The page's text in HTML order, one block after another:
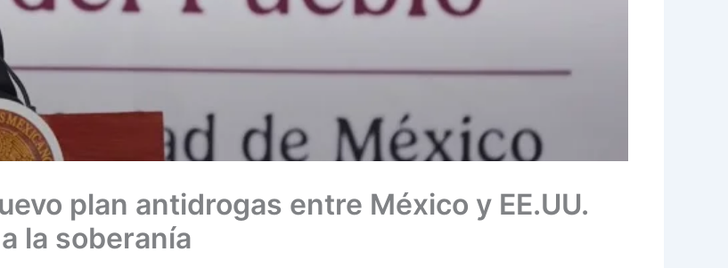
plan antidrogas entre México y EE.UU.
la soberanía